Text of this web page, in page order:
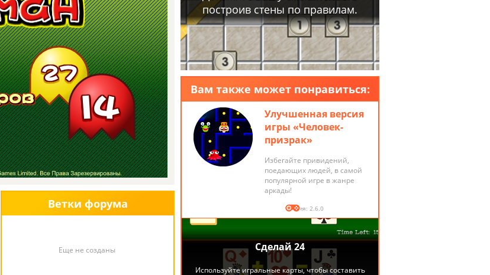
Ветки форума
Еще не созданы
Вам также может понравиться:
Улучшенная версия
игры «Человек-
призрак»
Избегайте привидений,
поедающих людей, в самой
популярной игре в жанре
аркады!
Версия: 2.6.0